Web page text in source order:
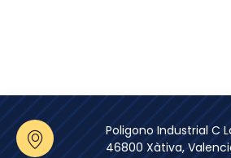
Poligono Industrial C
46800 Xàtiva,